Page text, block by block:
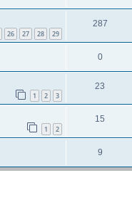
26 27 28 29
287
0
1 2 3
23
1 2
15
9